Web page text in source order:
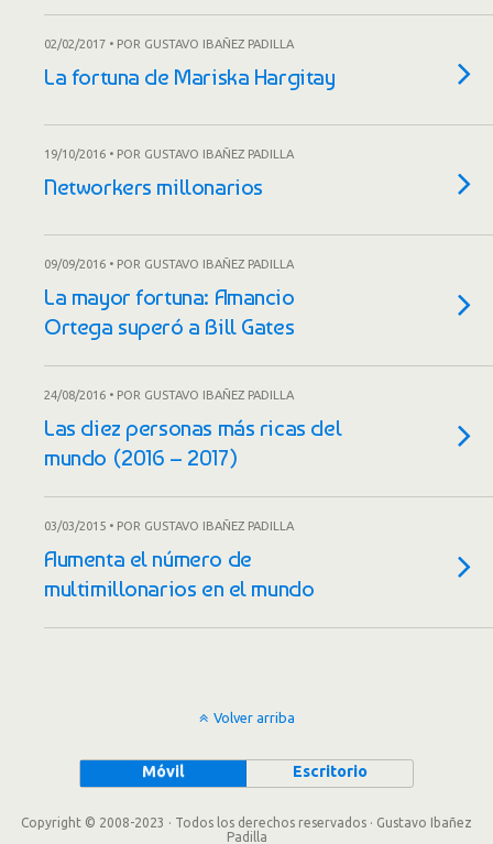
02/02/2017 • POR GUSTAVO IBAÑEZ PADILLA
La fortuna de Mariska Hargitay
19/10/2016 • POR GUSTAVO IBAÑEZ PADILLA
Networkers millonarios
09/09/2016 • POR GUSTAVO IBAÑEZ PADILLA
La mayor fortuna: Amancio
Ortega superó a Bill Gates
24/08/2016 • POR GUSTAVO IBAÑEZ PADILLA
Las diez personas más ricas del
mundo (2016 – 2017)
03/03/2015 • POR GUSTAVO IBAÑEZ PADILLA
Aumenta el número de
multimillonarios en el mundo
Volver arriba
Móvil Escritorio
Copyright © 2008-2023 · Todos los derechos reservados · Gustavo Ibañez
Padilla